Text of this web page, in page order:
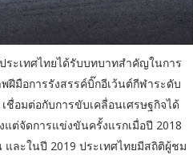
ระเทศไทยได้รับบทบาทสำคัญในการ
ฝีมือการรังสรรค์บิ๊กอีเว้นต์กีฬาระดับ
อมต่อกับการขับเคลื่อนเศรษฐกิจได้
ต่จัดการแข่งขันครั้งแรกเมื่อปี 2018
ละในปี 2019 ประเทศไทยมีสถิติผู้ชม